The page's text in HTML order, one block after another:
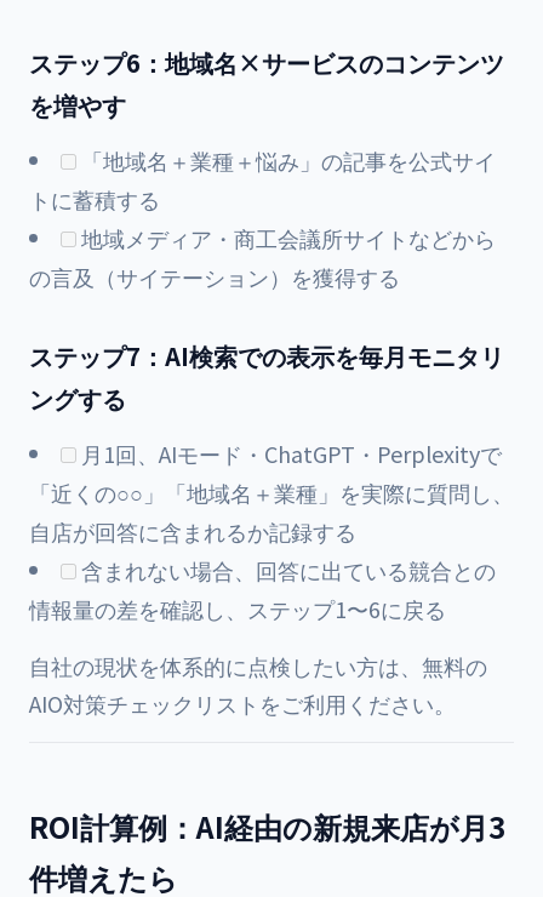
ステップ6：地域名×サービスのコンテンツ
を増やす
「地域名＋業種＋悩み」の記事を公式サイ
トに蓄積する
地域メディア・商工会議所サイトなどから
の言及（サイテーション）を獲得する
ステップ7：AI検索での表示を毎月モニタリ
ングする
月1回、AIモード・ChatGPT・Perplexityで
「近くの○○」「地域名＋業種」を実際に質問し、
自店が回答に含まれるか記録する
含まれない場合、回答に出ている競合との
情報量の差を確認し、ステップ1〜6に戻る
自社の現状を体系的に点検したい方は、無料の
AIO対策チェックリスト をご利用ください。
ROI計算例：AI経由の新規来店が月3
件増えたら